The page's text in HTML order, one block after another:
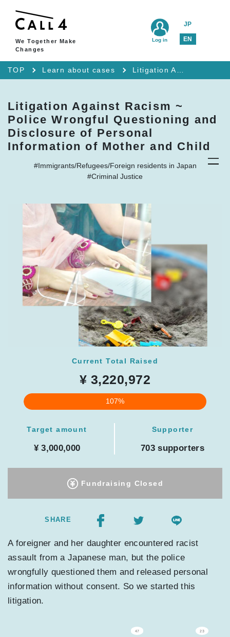
We Together Make
Changes
JP
EN
Log in
TOP Learn about cases
Litigation Against Racism ~
Police Wrongful Questioning and
Disclosure of Personal
Information of Mother and Child
#Immigrants/Refugees/Foreign residents in Japan
#Criminal Justice
Current Total Raised
¥ 3,220,972
107%
Target amount
¥ 3,000,000
Supporter
703 supporters
Fundraising Closed
SHARE
A foreigner and her daughter encountered racist
assault from a Japanese man, but the police
wrongfully questioned them and released personal
information without consent. So we started this
litigation.
47 23